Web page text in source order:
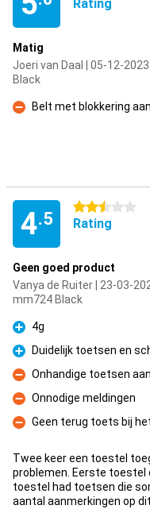
Rating
Matig
Joeri van Daal | 05-12-
Black
Con
Belt met blokkering
4.5
2.5 stars
Rating
Geen goed product
Vanya de Ruiter | 23-03-
mm724 Black
Pro
4g
Pro
Duidelijk toetsen en
Con
Onhandige toetsen
Con
Onnodige meldingen
Con
Geen terug toets bij
Twee keer een toestel
problemen. Eerste
toestel had toetsen die
aantal aanmerkingen op